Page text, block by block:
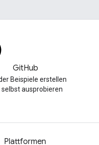
GitHub
Beispiele erstellen
selbst ausprobieren
Plattformen